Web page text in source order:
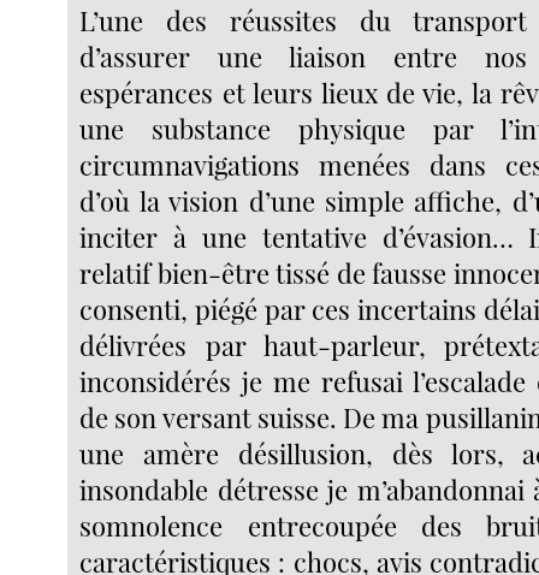
L’une des réussites du
d’assurer une liaison entre
espérances et leurs lieux de vie, la
une substance physique par
circumnavigations menées dans
d’où la vision d’une simple affiche,
inciter à une tentative d’évasion…
relatif bien-être tissé de fausse
consenti, piégé par ces incertains
délivrées par haut-parleur,
inconsidérés je me refusai l’escalade
de son versant suisse. De ma
une amère désillusion, dès lors,
insondable détresse je
somnolence entrecoupée des
caractéristiques : chocs, avis